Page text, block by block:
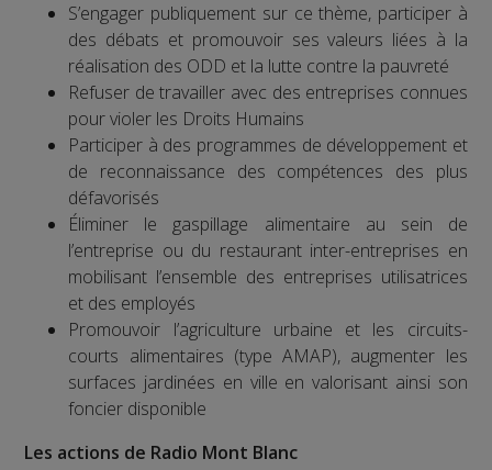
S’engager publiquement sur ce thème, participer à
des débats et promouvoir ses valeurs liées à la
réalisation des ODD et la lutte contre la pauvreté
Refuser de travailler avec des entreprises connues
pour violer les Droits Humains
Participer à des programmes de développement et
de reconnaissance des compétences des plus
défavorisés
Éliminer le gaspillage alimentaire au sein de
l’entreprise ou du restaurant inter-entreprises en
mobilisant l’ensemble des entreprises utilisatrices
et des employés
Promouvoir l’agriculture urbaine et les circuits-
courts alimentaires (type AMAP), augmenter les
surfaces jardinées en ville en valorisant ainsi son
foncier disponible
Les actions de Radio Mont Blanc